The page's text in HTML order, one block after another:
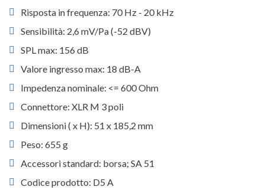
Risposta in frequenza: 70 Hz - 20 kHz
Sensibilità: 2,6 mV/Pa (-52 dBV)
SPL max: 156 dB
Valore ingresso max: 18 dB-A
Impedenza nominale: <= 600 Ohm
Connettore: XLR M 3 poli
Dimensioni ( x H): 51 x 185,2 mm
Peso: 655 g
Accessori standard: borsa; SA 51
Codice prodotto: D5 A